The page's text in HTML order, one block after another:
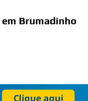
Brumadinho